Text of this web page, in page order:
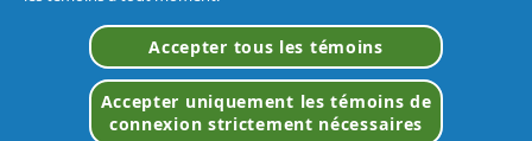
Accepter tous les témoins
Accepter uniquement les témoins de
connexion strictement nécessaires